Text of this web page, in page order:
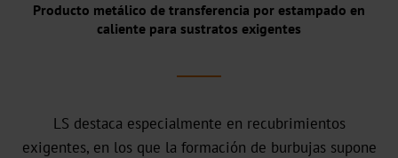
Nuestro
historia
Producto metálico de transferencia por estampado en
caliente para sustratos exigentes
LS destaca especialmente en recubrimientos
exigentes, en los que la formación de burbujas supone